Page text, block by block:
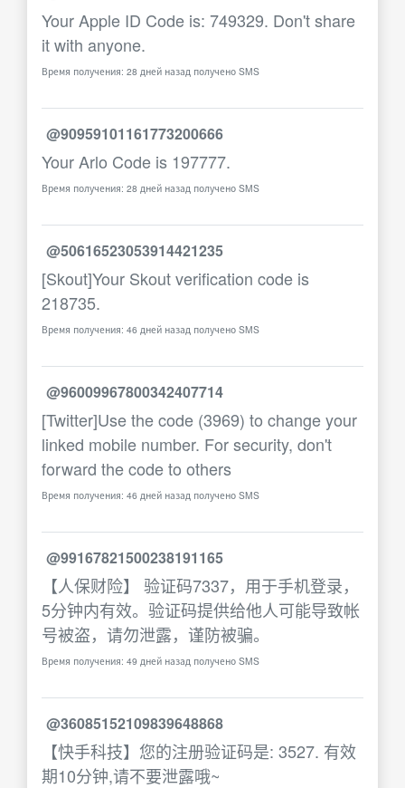
Your Apple ID Code is: 749329. Don't share
it with anyone.
Время получения: 28 дней назад получено SMS
@90959101161773200666
Your Arlo Code is 197777.
Время получения: 28 дней назад получено SMS
@50616523053914421235
[Skout]Your Skout verification code is
218735.
Время получения: 46 дней назад получено SMS
@96009967800342407714
[Twitter]Use the code (3969) to change your
linked mobile number. For security, don't
forward the code to others
Время получения: 46 дней назад получено SMS
@99167821500238191165
【人保财险】 验证码7337，用于手机登录，
5分钟内有效。验证码提供给他人可能导致帐
号被盗，请勿泄露，谨防被骗。
Время получения: 49 дней назад получено SMS
@36085152109839648868
【快手科技】您的注册验证码是: 3527. 有效
期10分钟,请不要泄露哦~